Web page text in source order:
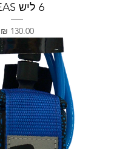
6 ליש LEAS
מחיר‏130.00 ‏₪